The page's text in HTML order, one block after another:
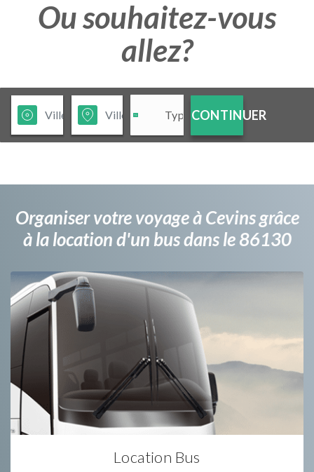
Ou souhaitez-vous
allez?
CONTINUER
Organiser votre voyage à Cevins grâce
à la location d'un bus dans le 86130
Location Bus